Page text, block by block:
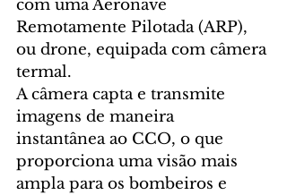
com uma Aeronave
Remotamente Pilotada (ARP),
ou drone, equipada com câmera
termal.
A câmera capta e transmite
imagens de maneira
instantânea ao CCO, o que
proporciona uma visão mais
ampla para os bombeiros e